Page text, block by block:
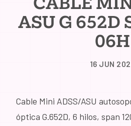
ASU G 652D
06H
16 JUN
Cable Mini ADSS/ASU
óptica G.652D, 6 hilos, span